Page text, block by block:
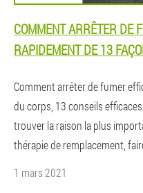
COMMENT ARRÊTER DE
RAPIDEMENT DE 13
Comment arrêter de fumer
du corps, 13 conseils
trouver la raison la plus
thérapie de remplacement,
1 mars 2021